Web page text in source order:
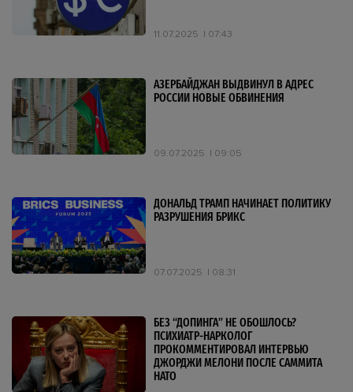
11.07.2025 07:43
АЗЕРБАЙДЖАН ВЫДВИНУЛ В АДРЕС
РОССИИ НОВЫЕ ОБВИНЕНИЯ
09.07.2025 09:05
ДОНАЛЬД ТРАМП НАЧИНАЕТ ПОЛИТИКУ
РАЗРУШЕНИЯ БРИКС
07.07.2025 08:31
БЕЗ “ДОПИНГА” НЕ ОБОШЛОСЬ?
ПСИХИАТР-НАРКОЛОГ
ПРОКОММЕНТИРОВАЛ ИНТЕРВЬЮ
ДЖОРДЖИ МЕЛОНИ ПОСЛЕ САММИТА
НАТО